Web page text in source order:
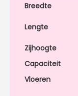
Breedte
Lengte
Zijhoogte
Capaciteit
Vloeren